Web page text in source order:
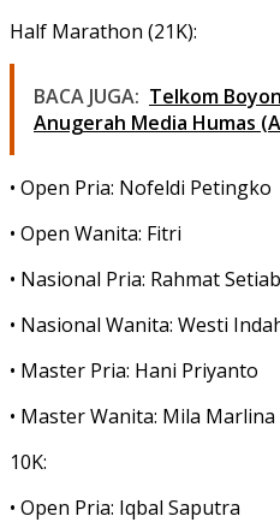
Half Marathon (21K):
BACA JUGA: Telkom
Anugerah Media Humas
• Open Pria: Nofeldi Petingko
• Open Wanita: Fitri
• Nasional Pria: Rahmat
• Nasional Wanita: Westi
• Master Pria: Hani Priyanto
• Master Wanita: Mila Marlina
10K:
• Open Pria: Iqbal Saputra